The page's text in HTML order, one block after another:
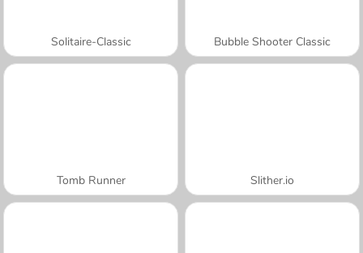
Solitaire-Classic Bubble Shooter Classic
Tomb Runner Slither.io